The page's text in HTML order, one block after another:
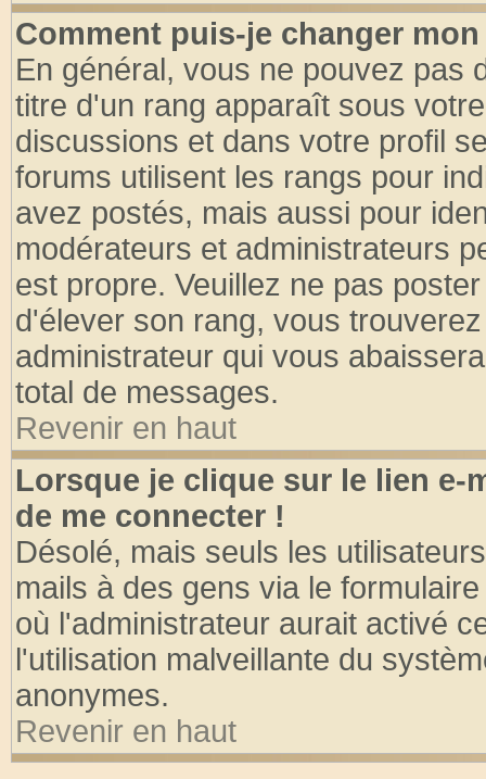
Comment puis-je changer
En général, vous ne pouvez pas
titre d'un rang apparaît sous
discussions et dans votre profil
forums utilisent les rangs pour
avez postés, mais aussi pour
modérateurs et administrateurs
est propre. Veuillez ne pas
d'élever son rang, vous
administrateur qui vous
total de messages.
Revenir en haut
Lorsque je clique sur le lien e-
de me connecter !
Désolé, mais seuls les
mails à des gens via le
où l'administrateur aurait activé
l'utilisation malveillante du
anonymes.
Revenir en haut